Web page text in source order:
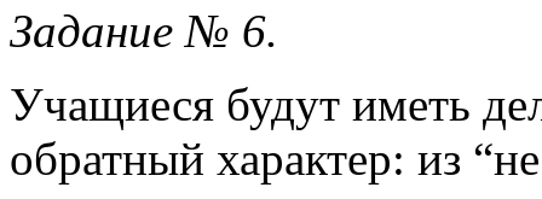
Задание № 6.
Учащиеся будут иметь
обратный характер: из